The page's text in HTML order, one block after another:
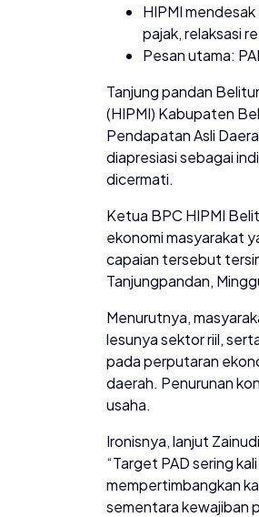
HIPMI
pajak, relaksasi
Pesan utama:
Tanjung pandan
(HIPMI) Kabupaten
Pendapatan Asli
diapresiasi sebagai
dicermati.
Ketua BPC HIPMI
ekonomi masyarakat
capaian tersebut
Tanjungpandan,
Menurutnya,
lesunya sektor riil,
pada perputaran
daerah. Penurunan
usaha.
Ironisnya, lanjut
“Target PAD sering
mempertimbangkan
sementara kewajiban